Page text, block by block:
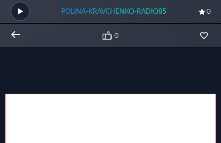
POLINA-KRAVCHENKO-RADIO85 0
0